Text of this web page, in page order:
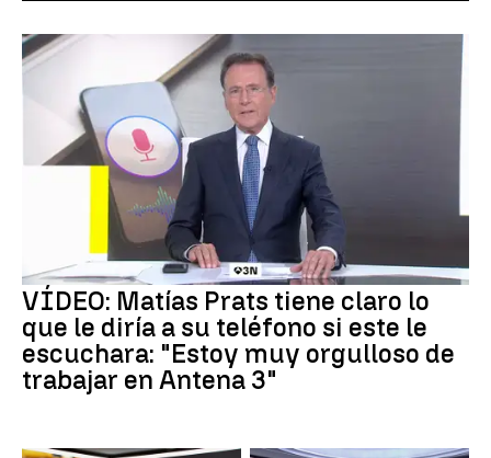
VÍDEO: Matías Prats tiene claro lo
que le diría a su teléfono si este le
escuchara: "Estoy muy orgulloso de
trabajar en Antena 3"